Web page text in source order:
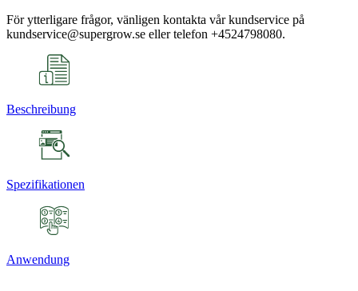
För ytterligare frågor, vänligen kontakta vår kundservice på
kundservice@supergrow.se eller telefon +4524798080.
Beschreibung
Spezifikationen
Anwendung